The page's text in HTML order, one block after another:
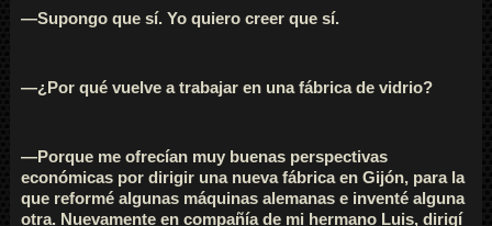
—Supongo que sí. Yo quiero creer que sí.
—¿Por qué vuelve a trabajar en una fábrica de vidrio?
—Porque me ofrecían muy buenas perspectivas
económicas por dirigir una nueva fábrica en Gijón, para la
que reformé algunas máquinas alemanas e inventé alguna
otra. Nuevamente en compañía de mi hermano Luis, dirigí